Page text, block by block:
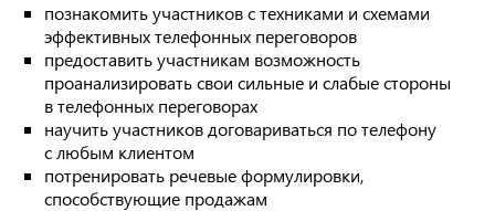
познакомить участников с техниками и схемами
эффективных телефонных переговоров
предоставить участникам возможность
проанализировать свои сильные и слабые стороны
в телефонных переговорах
научить участников договариваться по телефону
с любым клиентом
потренировать речевые формулировки,
способствующие продажам